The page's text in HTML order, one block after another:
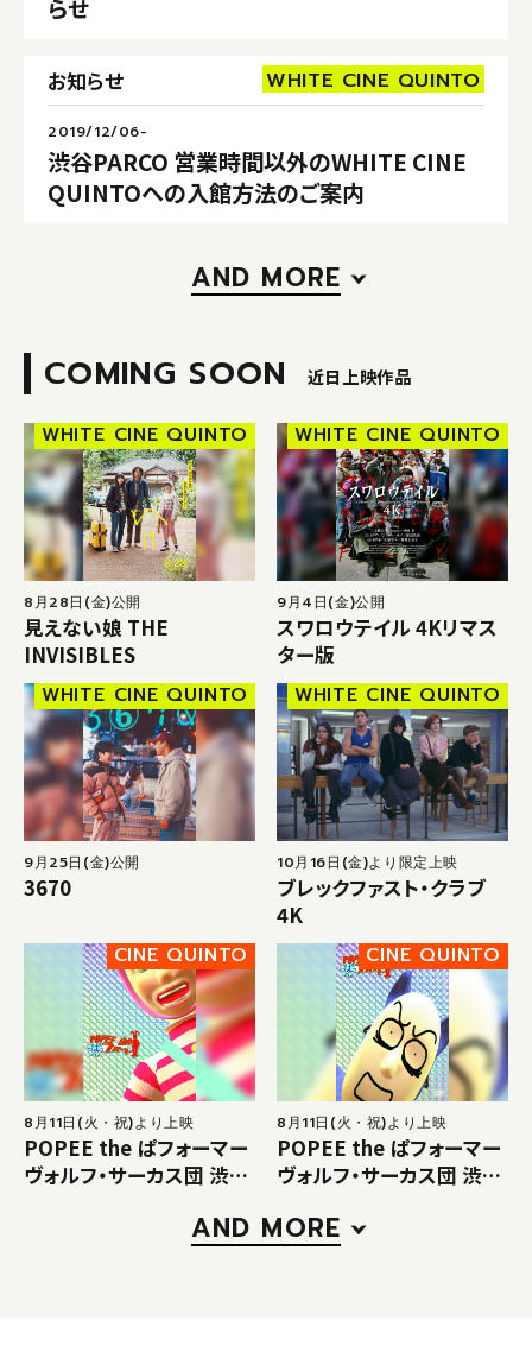
らせ
お知らせ WHITE CINE QUINTO
2019/12/06-
渋谷PARCO 営業時間以外のWHITE CINE
QUINTOへの入館方法のご案内
AND MORE
COMING SOON 近日上映作品
WHITE CINE QUINTO
8月28日(金)公開
見えない娘 THE
INVISIBLES
WHITE CINE QUINTO
9月4日(金)公開
スワロウテイル 4Kリマス
ター版
WHITE CINE QUINTO
9月25日(金)公開
3670
WHITE CINE QUINTO
10月16日(金)より限定上映
ブレックファスト・クラブ
4K
CINE QUINTO
8月11日(火・祝)より上映
POPEE the ぱフォーマー
ヴォルフ・サーカス団 渋谷
CINE QUINTO
8月11日(火・祝)より上映
POPEE the ぱフォーマー
ヴォルフ・サーカス団 渋谷
AND MORE